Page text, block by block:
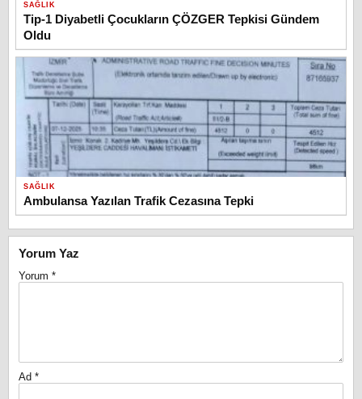
SAĞLIK
Tip-1 Diyabetli Çocukların ÇÖZGER Tepkisi Gündem
Oldu
SAĞLIK
Ambulansa Yazılan Trafik Cezasına Tepki
Yorum Yaz
Yorum *
Ad *